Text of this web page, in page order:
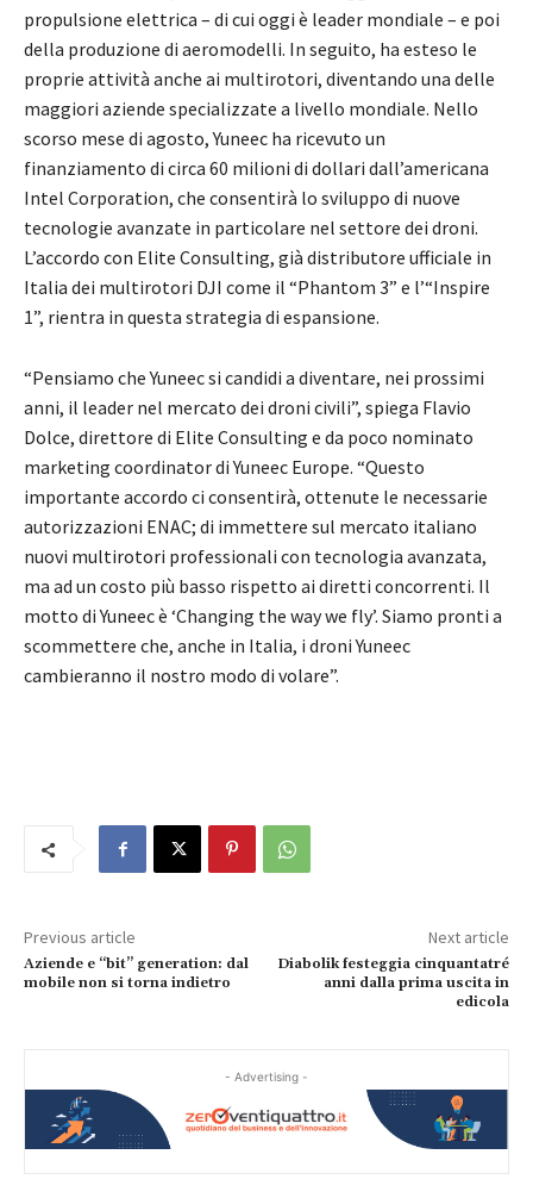
propulsione elettrica – di cui oggi è leader mondiale – e poi
della produzione di aeromodelli. In seguito, ha esteso le
proprie attività anche ai multirotori, diventando una delle
maggiori aziende specializzate a livello mondiale. Nello
scorso mese di agosto, Yuneec ha ricevuto un
finanziamento di circa 60 milioni di dollari dall’americana
Intel Corporation, che consentirà lo sviluppo di nuove
tecnologie avanzate in particolare nel settore dei droni.
L’accordo con Elite Consulting, già distributore ufficiale in
Italia dei multirotori DJI come il “Phantom 3” e l’“Inspire
1”, rientra in questa strategia di espansione.
“Pensiamo che Yuneec si candidi a diventare, nei prossimi
anni, il leader nel mercato dei droni civili”, spiega Flavio
Dolce, direttore di Elite Consulting e da poco nominato
marketing coordinator di Yuneec Europe. “Questo
importante accordo ci consentirà, ottenute le necessarie
autorizzazioni ENAC; di immettere sul mercato italiano
nuovi multirotori professionali con tecnologia avanzata,
ma ad un costo più basso rispetto ai diretti concorrenti. Il
motto di Yuneec è ‘Changing the way we fly’. Siamo pronti a
scommettere che, anche in Italia, i droni Yuneec
cambieranno il nostro modo di volare”.
Previous article
Aziende e “bit” generation: dal
mobile non si torna indietro
Next article
Diabolik festeggia cinquantatré
anni dalla prima uscita in
edicola
- Advertising -